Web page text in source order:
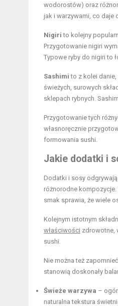
wodorostów) oraz
jak i warzywami, co daje
Nigiri to kolejny
Przygotowanie nigiri
Typowe ryby do nigiri to
Sashimi to z kolei danie,
świeżych, surowych
sklepach rybnych.
Przygotowanie tych
własnoręcznie
formowania sushi.
Jakie dodatki i
Dodatki i sosy
różnorodne
smak sprawia, że wiele
Kolejnym istotnym
właściwości zdrowotne,
sushi.
Nie można też
stanowią doskonały
Świeże warzywa –
naturalna tekstura